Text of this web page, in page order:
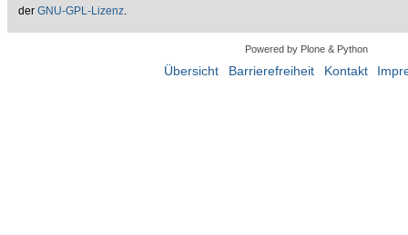
der GNU-GPL-Lizenz.
Powered by Plone & Python
Übersicht Barrierefreiheit Kontakt